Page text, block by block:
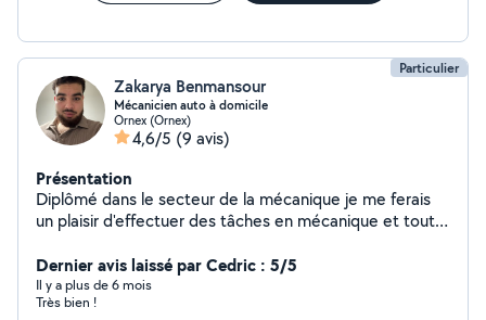
Particulier
Zakarya Benmansour
Mécanicien auto à domicile
Ornex (Ornex)
4,6/5 (9 avis)
Présentation
Diplômé dans le secteur de la mécanique je me ferais
un plaisir d'effectuer des tâches en mécanique et tout
diagnostic
Dernier avis laissé par Cedric : 5/5
Il y a plus de 6 mois
Très bien !